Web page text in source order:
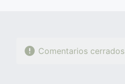
Comentarios cerrados